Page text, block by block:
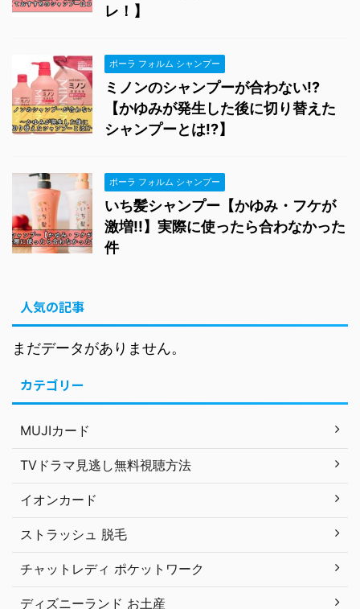
レ！】
ポーラ フォルム シャンプー
ミノンのシャンプーが合わない!?
【かゆみが発生した後に切り替えた
シャンプーとは!?】
ポーラ フォルム シャンプー
いち髪シャンプー【かゆみ・フケが
激増!!】実際に使ったら合わなかった
件
人気の記事
まだデータがありません。
カテゴリー
MUJIカード
TVドラマ見逃し無料視聴方法
イオンカード
ストラッシュ 脱毛
チャットレディ ポケットワーク
ディズニーランド お土産